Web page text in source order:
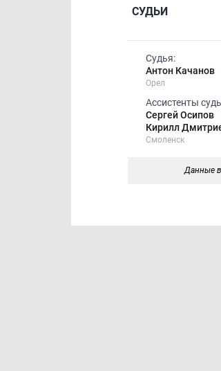
СУДЬИ
Судья:
Антон Качанов
Орел
Ассистенты
Сергей Осипов
Кирилл
Смоленск
Данные